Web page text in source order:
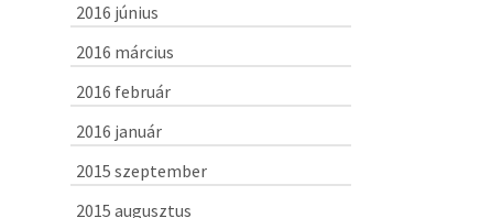
2016 június
2016 március
2016 február
2016 január
2015 szeptember
2015 augusztus